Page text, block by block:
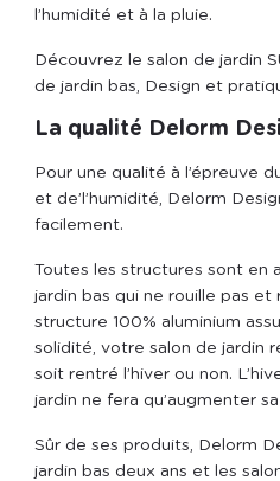
l’humidité et à la pluie.
Découvrez le salon de jardin
de jardin bas, Design et
La qualité Delorm
Pour une qualité à l’épreuve
et de’l’humidité, Delorm
facilement.
Toutes les structures sont en
jardin bas qui ne rouille pas et
structure 100% aluminium
solidité, votre salon de jardin
soit rentré l’hiver ou non.
jardin ne fera qu’augmenter
Sûr de ses produits, Delorm
jardin bas deux ans et les